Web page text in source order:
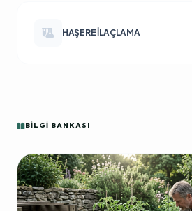
HAŞERE İLAÇLAMA
BILGI BANKASI